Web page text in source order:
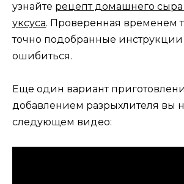
узнайте рецепт домашнего
уксуса. Проверенная временем
точно подобранные инструкции
ошибиться.
Еще один вариант
добавлением разрыхлителя вы
следующем видео: